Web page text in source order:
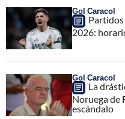
Gol Caracol
Partidos
2026:
Gol Caracol
La
Noruega de
escándalo